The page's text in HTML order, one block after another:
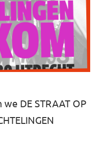
DE STRAAT OP